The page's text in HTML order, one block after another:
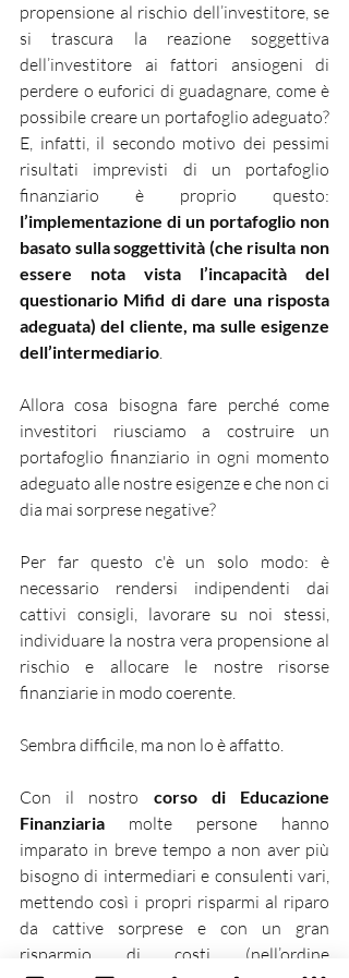
propensione al rischio dell’investitore, se
si trascura la reazione soggettiva
dell’investitore ai fattori ansiogeni di
perdere o euforici di guadagnare, come è
possibile creare un portafoglio adeguato?
E, infatti, il secondo motivo dei pessimi
risultati imprevisti di un portafoglio
l’implementazione di un portafoglio non
basato sulla soggettività (che risulta non
essere nota vista l’incapacità del
questionario Mifid di dare una risposta
adeguata) del cliente, ma sulle esigenze
dell’intermediario.
Allora cosa bisogna fare perché come
investitori riusciamo a costruire un
portafoglio finanziario in ogni momento
adeguato alle nostre esigenze e che non ci
dia mai sorprese negative?
Per far questo c'è un solo modo: è
necessario rendersi indipendenti dai
cattivi consigli, lavorare su noi stessi,
individuare la nostra vera propensione al
rischio e allocare le nostre risorse
finanziarie in modo coerente.
Sembra difficile, ma non lo è affatto.
Con il nostro corso di Educazione
Finanziaria molte persone hanno
imparato in breve tempo a non aver più
bisogno di intermediari e consulenti vari,
mettendo così i propri risparmi al riparo
da cattive sorprese e con un gran
risparmio di costi (nell’ordine